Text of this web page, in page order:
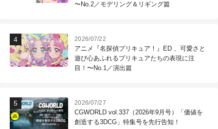
〜No.2／モデリング＆リギング篇
2026/07/22
アニメ『名探偵プリキュア！』ED 、可愛さと
遊び心あふれるプリキュアたちの表現に注
目！〜No.1／演出篇
2026/07/27
CGWORLD vol.337（2026年9月号）「価値を
創造する3DCG」特集号を先行告知！